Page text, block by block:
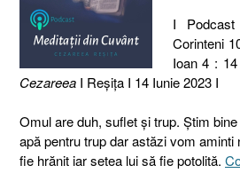
I
Corinteni
Ioan 4 :
Cezareea I Reşiţa I 14 Iunie 2023 I
Omul are duh, suflet și trup. Știm
apă pentru trup dar astăzi vom
fie hrănit iar setea lui să fie potolită.